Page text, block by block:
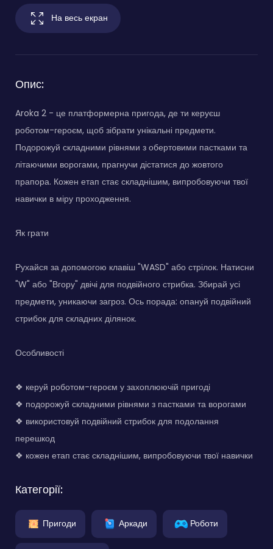
На весь екран
Опис:
Aroka 2 - це платформерна пригода, де ти керуєш
роботом-героєм, щоб зібрати унікальні предмети.
Подорожуй складними рівнями з обертовими пастками та
літаючими ворогами, прагнучи дістатися до жовтого
прапора. Кожен етап стає складнішим, випробовуючи твої
навички в міру проходження.
Як грати
Рухайся за допомогою клавіш "WASD" або стрілок. Натисни
"W" або "Вгору" двічі для подвійного стрибка. Збирай усі
предмети, уникаючи загроз. Ось порада: опануй подвійний
стрибок для складних ділянок.
Особливості
❖ керуй роботом-героєм у захоплюючій пригоді
❖ подорожуй складними рівнями з пастками та ворогами
❖ використовуй подвійний стрибок для подолання
перешкод
❖ кожен етап стає складнішим, випробовуючи твої навички
Категорії:
Пригоди Аркади Роботи